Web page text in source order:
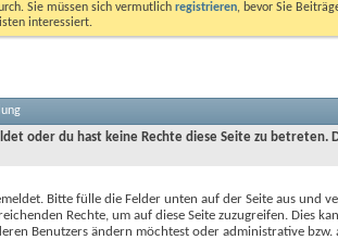
Sie müssen sich vermutlich registrieren, bevor Sie
interessiert.
oder du hast keine Rechte diese Seite zu betreten.
Bitte fülle die Felder unten auf der Seite aus und
Rechte, um auf diese Seite zuzugreifen. Dies
Benutzers ändern möchtest oder administrative